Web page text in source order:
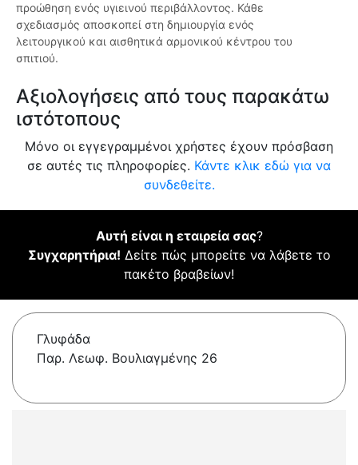
προώθηση ενός υγιεινού περιβάλλοντος. Κάθε
σχεδιασμός αποσκοπεί στη δημιουργία ενός
λειτουργικού και αισθητικά αρμονικού κέντρου του
σπιτιού.
Αξιολογήσεις από τους παρακάτω
ιστότοπους
Μόνο οι εγγεγραμμένοι χρήστες έχουν πρόσβαση
σε αυτές τις πληροφορίες. Κάντε κλικ εδώ για να
συνδεθείτε.
Αυτή είναι η εταιρεία σας?
Συγχαρητήρια! Δείτε πώς μπορείτε να λάβετε το
πακέτο βραβείων!
Γλυφάδα
Παρ. Λεωφ. Βουλιαγμένης 26